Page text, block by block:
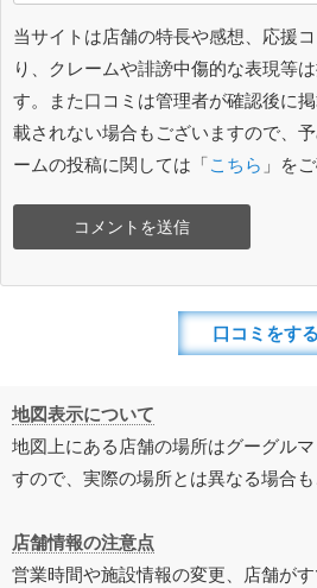
当サイトは店舗の特長や感想、応援
り、クレームや誹謗中傷的な表現等
す。また口コミは管理者が確認後に
載されない場合もございますので、
ームの投稿に関しては「こちら 」を
口コミをする
地図表示について
地図上にある店舗の場所はグーグル
すので、実際の場所とは異なる場合も
店舗情報の注意点
営業時間や施設情報の変更、店舗が